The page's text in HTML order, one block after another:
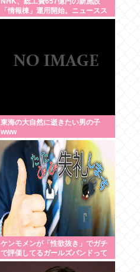
「情報棟」運用開始。ニュースス
タジオがスケスケになる
東海の大自然に逝きたい男の子
www
ケンモメンが「性欲抜き」でガチ
で評価してるガールズバンドって
何？